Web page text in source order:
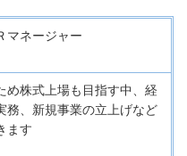
マネージャー
め株式上場も目指す中、経
務、新規事業の立上げなど
ます